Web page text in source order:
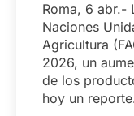
Roma, 6 abr.-
Naciones
Agricultura
2026, un
de los
hoy un